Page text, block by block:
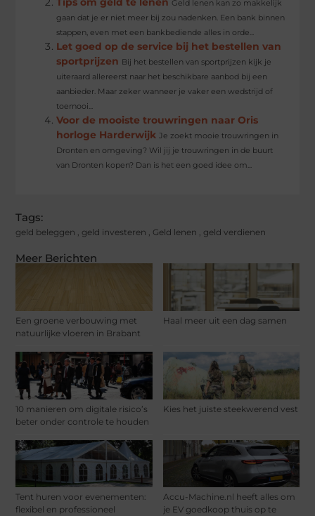
Meer Berichten
Een groene verbouwing met
natuurlijke vloeren in Brabant
Haal meer uit een dag samen
10 manieren om digitale risico’s
beter onder controle te houden
Kies het juiste steekwerend vest
Tent huren voor evenementen:
flexibel en professioneel
Accu-Machine.nl heeft alles om
je EV goedkoop thuis op te
Geld lenen kan zo makkelijk
gaan dat je er niet meer bij zou nadenken. Een bank binnen
stappen, even met een bankbediende alles in orde...
Let goed op de service bij het bestellen van
sportprijzen Bij het bestellen van sportprijzen kijk je
uiteraard allereerst naar het beschikbare aanbod bij een
aanbieder. Maar zeker wanneer je vaker een wedstrijd of
toernooi...
Voor de mooiste trouwringen naar Oris
horloge Harderwijk Je zoekt mooie trouwringen in
Dronten en omgeving? Wil jij je trouwringen in de buurt
van Dronten kopen? Dan is het een goed idee om...
Tags:
geld beleggen geld investeren Geld lenen geld verdienen